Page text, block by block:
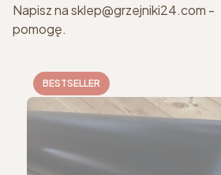
Napisz na sklep@grzejniki24.com -
pomogę.
BESTSELLER